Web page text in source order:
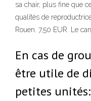
sa chair, plus fine que
qualités de
Rouen. 7,50 EUR. Le
En cas de
être utile de
petites